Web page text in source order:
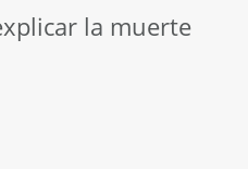
la muerte